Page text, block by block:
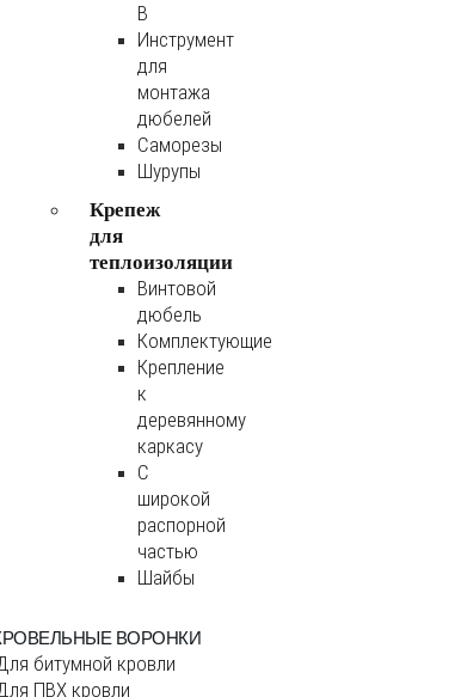
B
Инструмент
для
монтажа
дюбелей
Саморезы
Шурупы
Крепеж
для
теплоизоляции
Винтовой
дюбель
Комплектующие
Крепление
к
деревянному
каркасу
С
широкой
распорной
частью
Шайбы
ВОРОНКИ
битумной кровли
ПВХ кровли